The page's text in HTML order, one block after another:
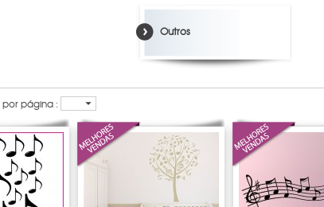
Outros
página :